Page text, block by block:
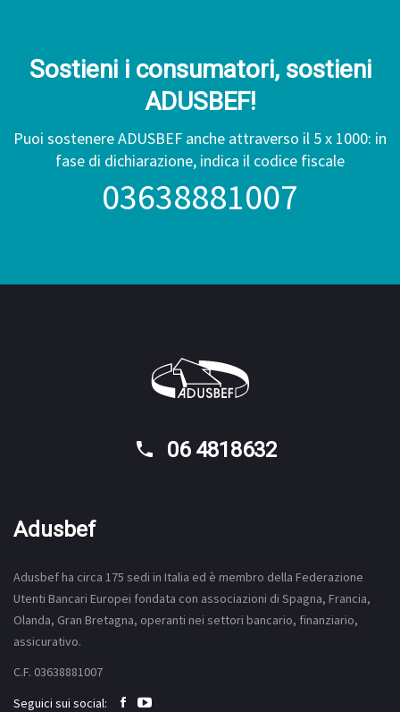
Sostieni i consumatori, sostieni
ADUSBEF!
Puoi sostenere ADUSBEF anche attraverso il 5 x 1000: in
fase di dichiarazione, indica il codice fiscale
03638881007
06 4818632
Adusbef
Adusbef ha circa 175 sedi in Italia ed è membro della Federazione
Utenti Bancari Europei fondata con associazioni di Spagna, Francia,
Olanda, Gran Bretagna, operanti nei settori bancario, finanziario,
assicurativo.
C.F. 03638881007
Seguici sui social: